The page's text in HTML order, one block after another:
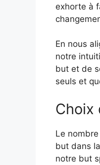
exhorte à
En nous
notre
but et de
seuls et
Choix
Le
but dans
notre but